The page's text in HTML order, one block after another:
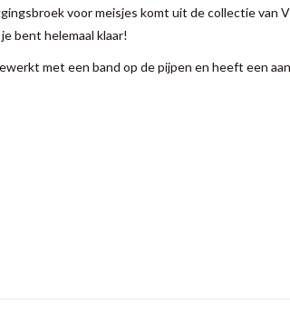
voor meisjes komt uit de collectie van
bent helemaal klaar!
met een band op de pijpen en heeft een